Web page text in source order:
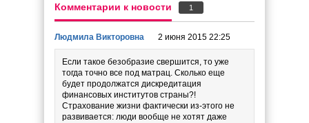
Комментарии к новости 1
Людмила Викторовна 2 июня 2015 22:25
Если такое безобразие свершится, то уже
тогда точно все под матрац. Сколько еще
будет продолжатся дискредитация
финансовых институтов страны?!
Страхование жизни фактически из-этого не
развивается: люди вообще не хотят даже